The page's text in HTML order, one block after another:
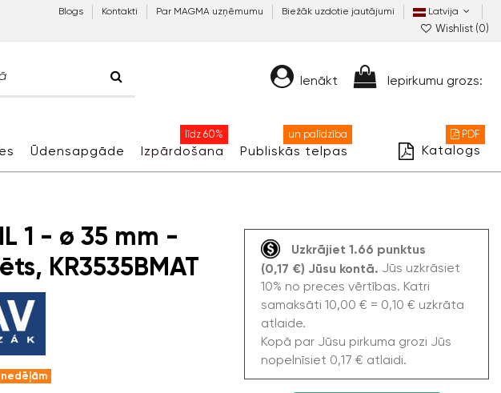
Blogs Kontakti Par MAGMA uzņēmumu Biežāk uzdotie jautājumi Latvija
Wishlist (0)
Ienākt Iepirkumu grozs:
Ūdensapgāde Izpārdošana
līdz 60%
Publiskās telpas
un palīdzība
Katalogs
PDF
1 - ø 35 mm -
KR3535BMAT
Uzkrājiet 1.66 punktus
(0,17 €) Jūsu kontā. Jūs uzkrāsiet
10% no preces vērtības. Katri
samaksāti 10,00 € = 0,10 € uzkrāta
atlaide.
Kopā par Jūsu pirkuma grozi Jūs
nopelnīsiet 0,17 € atlaidi.